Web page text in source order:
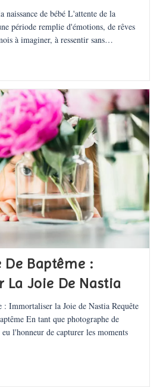
naissance de bébé L'attente de la
période remplie d'émotions, de rêves
à imaginer, à ressentir sans…
De Baptême :
Joie De Nastia
: Immortaliser la Joie de Nastia Requête
En tant que photographe de
l'honneur de capturer les moments